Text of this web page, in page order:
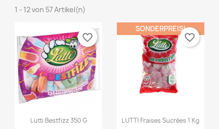
1 - 12 von 57 Artikel(n)
Vorschau
Lutti Bestfizz 350 G
favorite_border
Vorschau
LUTTI Fraises Sucrées 1 Kg
SONDERPREIS!
favorite_border